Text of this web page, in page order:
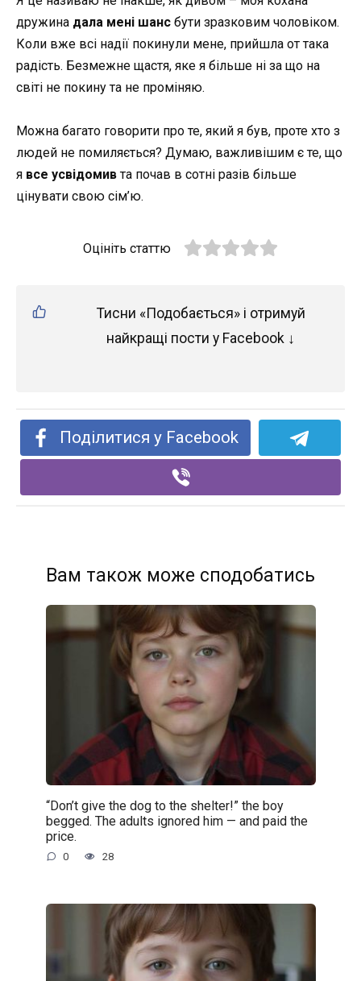
дружина дала мені шанс бути зразковим чоловіком.
Коли вже всі надії покинули мене, прийшла от така
радість. Безмежне щастя, яке я більше ні за що на
світі не покину та не проміняю.
Можна багато говорити про те, який я був, проте хто з
людей не помиляється? Думаю, важливішим є те, що
я все усвідомив та почав в сотні разів більше
цінувати свою сім’ю.
Оцініть статтю
Тисни «Подобається» і отримуй
найкращі пости у Facebook ↓
Поділитися у Facebook
Вам також може сподобатись
“Don’t give the dog to the shelter!” the boy
begged. The adults ignored him — and paid the
price.
0 28